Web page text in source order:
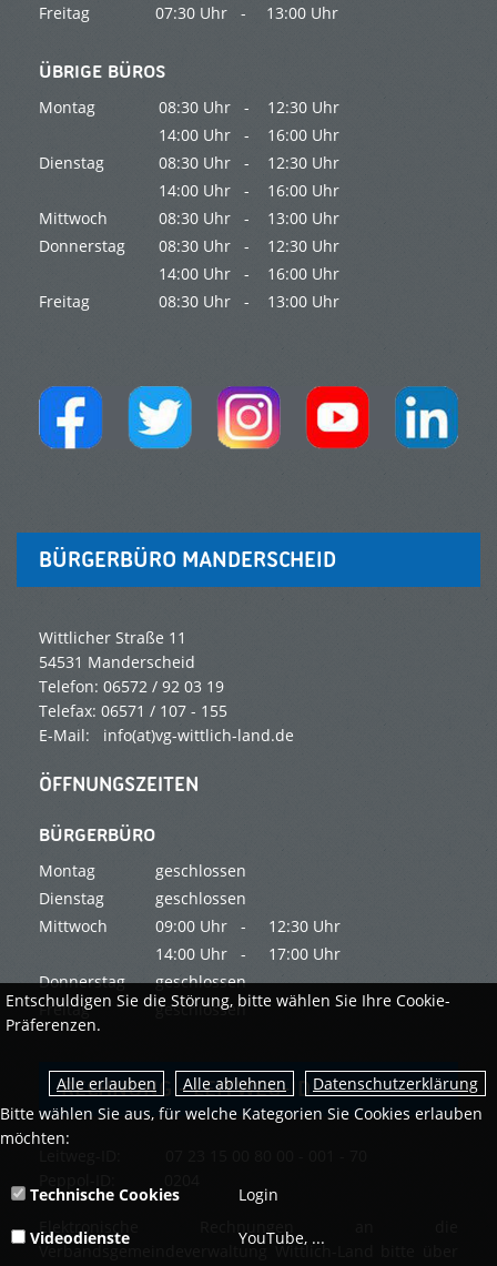
Freitag
07:30 Uhr - 13:00 Uhr
ÜBRIGE BÜROS
Montag 08:30 Uhr -
12:30 Uhr
14:00 Uhr -
16:00 Uhr
Dienstag
08:30 Uhr -
12:30 Uhr
14:00 Uhr -
16:00 Uhr
Mittwoch
08:30 Uhr -
13:00 Uhr
Donnerstag
08:30 Uhr -
12:30 Uhr
14:00 Uhr -
16:00 Uhr
Freitag
08:30 Uhr - 13:00 Uhr
BÜRGERBÜRO MANDERSCHEID
Wittlicher Straße 11
54531 Manderscheid
Telefon: 06572 / 92 03 19
Telefax: 06571 / 107 - 155
E-Mail: info(at)vg-wittlich-land.de
ÖFFNUNGSZEITEN
BÜRGERBÜRO
Montag
geschlossen
Dienstag
geschlossen
Mittwoch
09:00 Uhr - 12:30 Uhr
14:00 Uhr -
17:00 Uhr
Donnerstag
geschlossen
Freitag
geschlossen
RECHNUNG - LEITWEG-ID
Verbandsgemeindeverwaltung Wittlich-Land bitte über
Entschuldigen Sie die Störung, bitte wählen Sie Ihre Cookie-
Präferenzen.
Datenschutzerklärung
Bitte wählen Sie aus, für welche Kategorien Sie Cookies erlauben
möchten:
Technische Cookies Login
Videodienste YouTube, ...